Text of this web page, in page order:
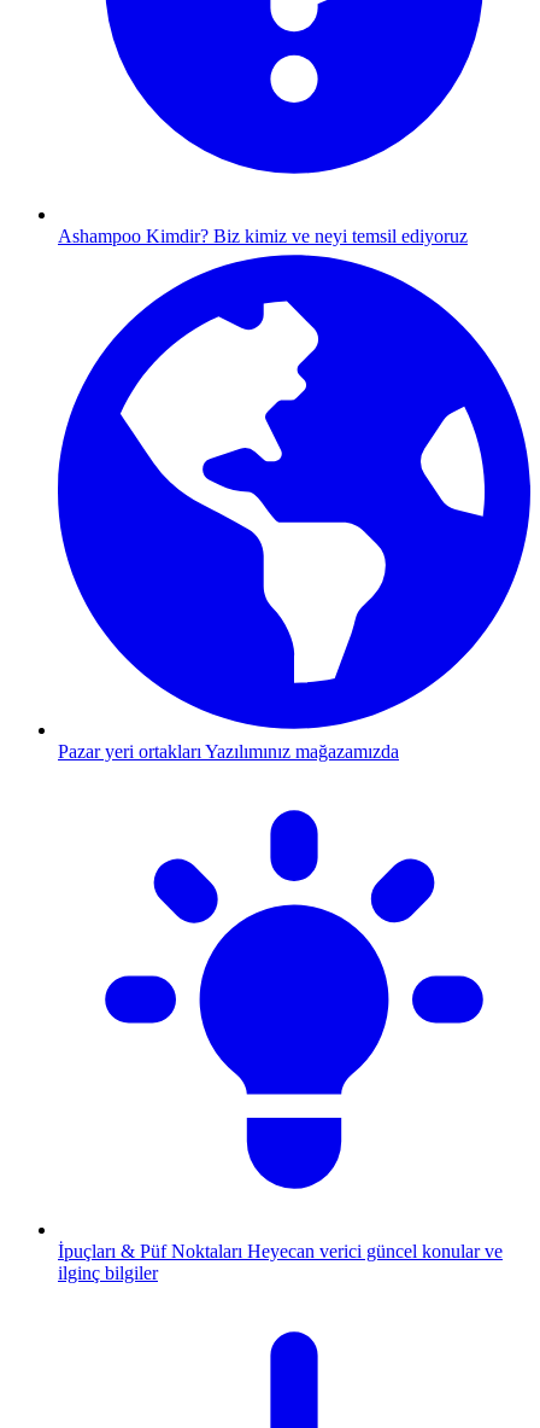
Ashampoo Kimdir? Biz kimiz ve neyi temsil ediyoruz
Pazar yeri ortakları Yazılımınız mağazamızda
İpuçları & Püf Noktaları Heyecan verici güncel konular ve
ilginç bilgiler